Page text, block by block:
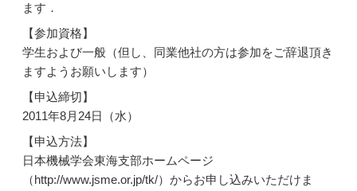
ます．
【参加資格】
学生および一般（但し、同業他社の方は参加をご辞退頂き
ますようお願いします）
【申込締切】
2011年8月24日（水）
【申込方法】
日本機械学会東海支部ホームページ
（http://www.jsme.or.jp/tk/）からお申し込みいただけま